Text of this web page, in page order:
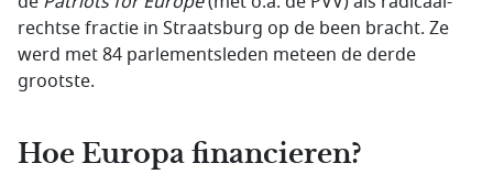
rechtse fractie in Straatsburg op de been bracht. Ze
werd met 84 parlementsleden meteen de derde
grootste.
Hoe Europa financieren?